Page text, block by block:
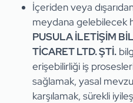
İçeriden veya
meydana gelebilecek
PUSULA İLETİŞİM
TİCARET LTD. ŞTİ.
erişebilirliği iş
sağlamak, yasal
karşılamak, sürekli